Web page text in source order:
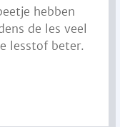
hebben
de les veel
lesstof beter.